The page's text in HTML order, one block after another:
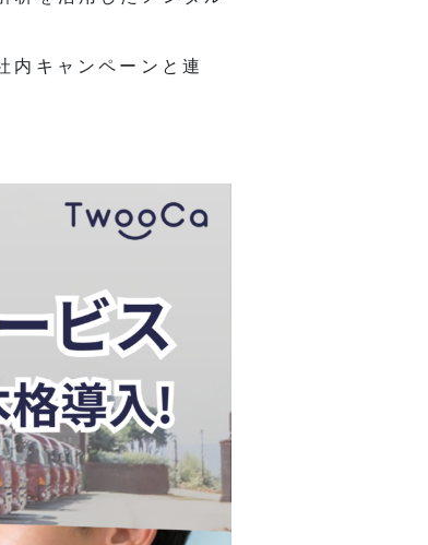
内キャンペーンと連